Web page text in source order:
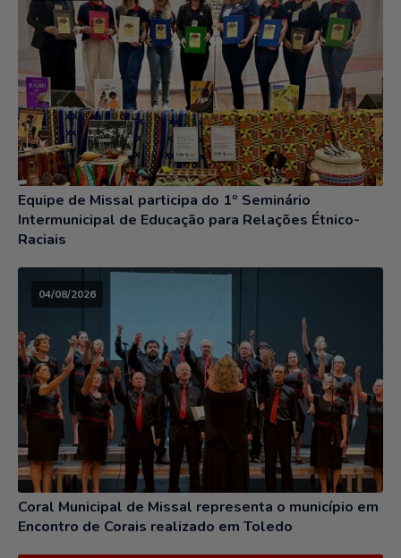
Equipe de Missal participa do 1º Seminário
Intermunicipal de Educação para Relações Étnico-
Raciais
04/08/2026
Coral Municipal de Missal representa o município em
Encontro de Corais realizado em Toledo